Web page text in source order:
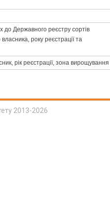
до Державного реєстру сортів
року реєстрації та
рік реєстрації, зона вирощування
2013-2026